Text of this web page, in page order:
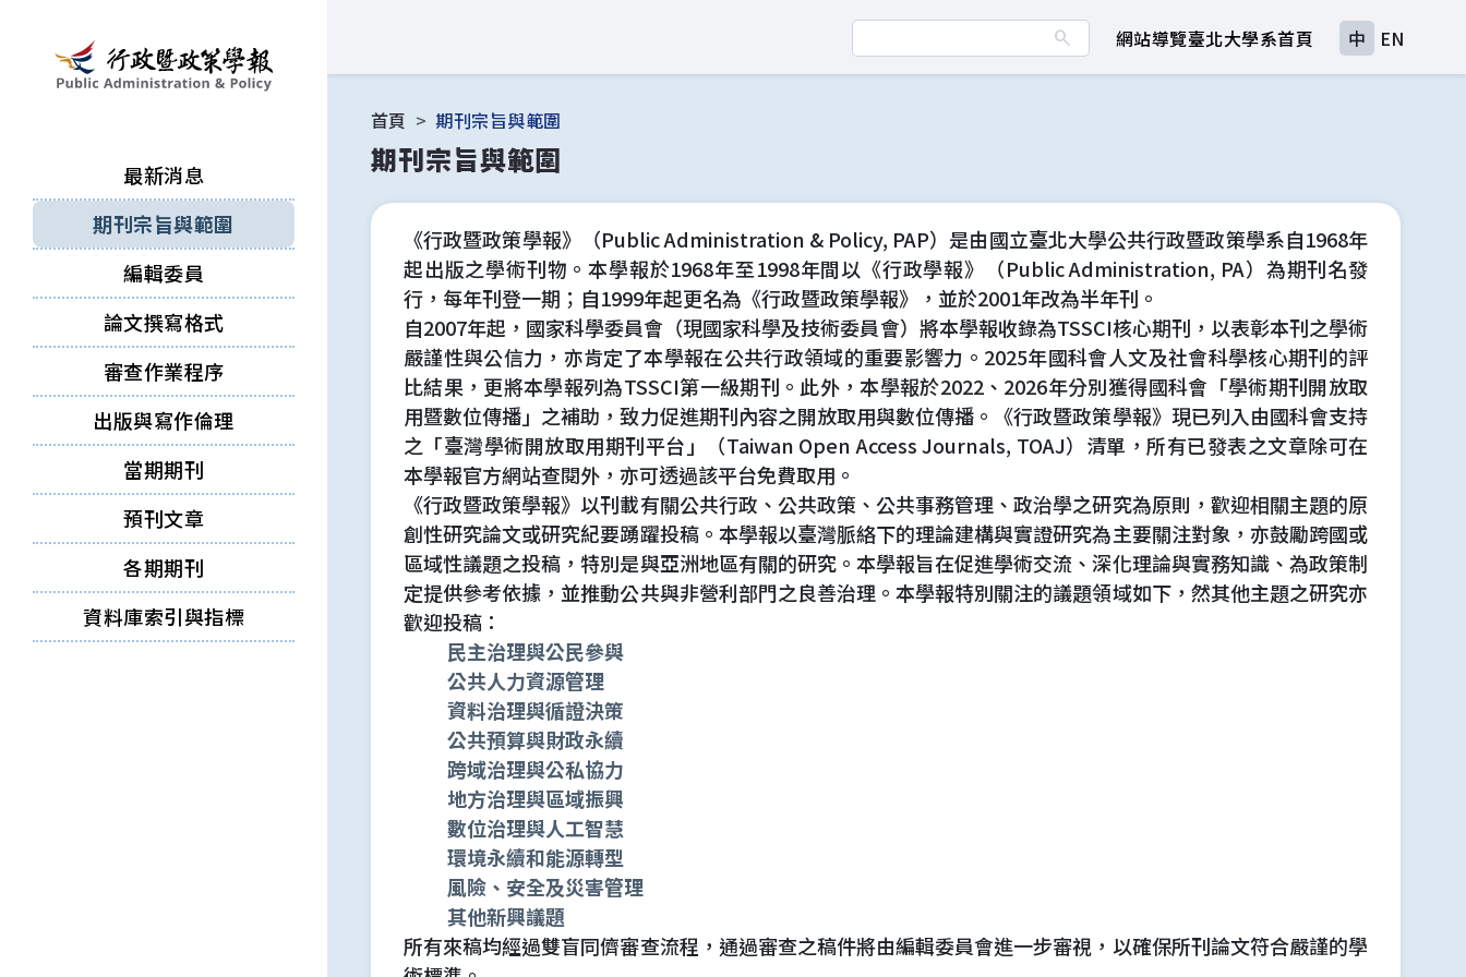
跳到主要內容區塊
最新消息
期刊宗旨與範圍
編輯委員
論文撰寫格式
審查作業程序
出版與寫作倫理
當期期刊
預刊文章
各期期刊
資料庫索引與指標
search 網站導覽臺北大學系首頁 中 EN
首頁 期刊宗旨與範圍
期刊宗旨與範圍
《行政暨政策學報》（Public Administration & Policy, PAP）是由國立臺北大學公共行政暨政策學系自1968年
起出版之學術刊物。本學報於1968年至1998年間以《行政學報》（Public Administration, PA）為期刊名發
行，每年刊登一期；自1999年起更名為《行政暨政策學報》，並於2001年改為半年刊。
自2007年起，國家科學委員會（現國家科學及技術委員會）將本學報收錄為TSSCI核心期刊，以表彰本刊之學術
嚴謹性與公信力，亦肯定了本學報在公共行政領域的重要影響力。2025年國科會人文及社會科學核心期刊的評
比結果，更將本學報列為TSSCI第一級期刊。此外，本學報於2022、2026年分別獲得國科會「學術期刊開放取
用暨數位傳播」之補助，致力促進期刊內容之開放取用與數位傳播。《行政暨政策學報》現已列入由國科會支持
之「臺灣學術開放取用期刊平台」（Taiwan Open Access Journals, TOAJ）清單，所有已發表之文章除可在
本學報官方網站查閱外，亦可透過該平台免費取用。
《行政暨政策學報》以刊載有關公共行政、公共政策、公共事務管理、政治學之研究為原則，歡迎相關主題的原
創性研究論文或研究紀要踴躍投稿。本學報以臺灣脈絡下的理論建構與實證研究為主要關注對象，亦鼓勵跨國或
區域性議題之投稿，特別是與亞洲地區有關的研究。本學報旨在促進學術交流、深化理論與實務知識、為政策制
定提供參考依據，並推動公共與非營利部門之良善治理。本學報特別關注的議題領域如下，然其他主題之研究亦
歡迎投稿：
民主治理與公民參與
公共人力資源管理
資料治理與循證決策
公共預算與財政永續
跨域治理與公私協力
地方治理與區域振興
數位治理與人工智慧
環境永續和能源轉型
風險、安全及災害管理
其他新興議題
所有來稿均經過雙盲同儕審查流程，通過審查之稿件將由編輯委員會進一步審視，以確保所刊論文符合嚴謹的學